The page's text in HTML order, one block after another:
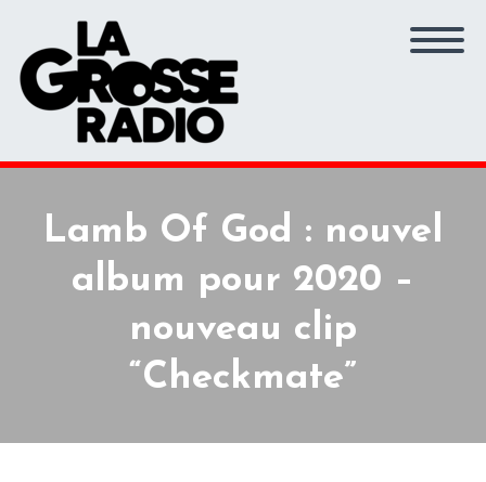
Lamb Of God : nouvel
album pour 2020 –
nouveau clip
“Checkmate”